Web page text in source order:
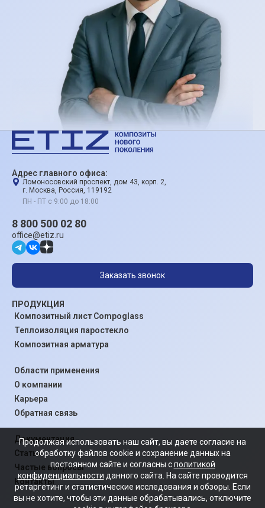
Адрес главного офиса:
Ломоносовский проспект, дом 43, корп. 2,
г. Москва, Россия, 119192
ПН - ПТ с 9:00 до 18:00
ПРОДУКЦИЯ
Композитный лист Compoglass
Теплоизоляция паростекло
Композитная арматура
Области применения
О компании
Карьера
Обратная связь
Документация
Статьи
Частые вопросы
Контакты
8 800 500 02 80
office@etiz.ru
Заказать звонок
Продолжая использовать наш сайт, вы даете согласие на
обработку файлов cookie и сохранение данных на
постоянном сайте и согласны сполитикой
конфиденциальности данного сайта. На сайте проводится
ретаргетинг и статистические исследования и обзоры. Если
вы не хотите, чтобы эти данные обрабатывались, отключите